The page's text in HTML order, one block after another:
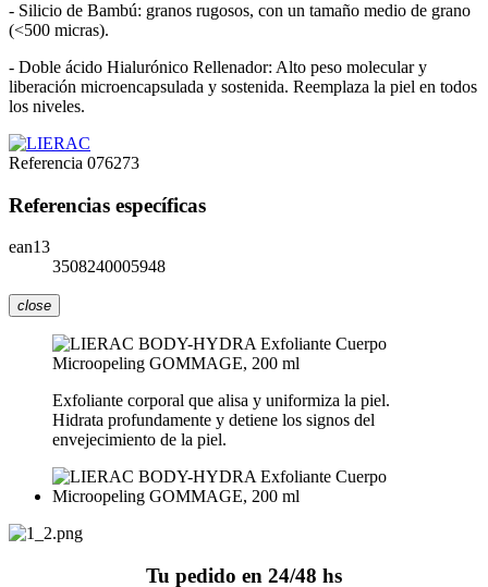
- Silicio de Bambú: granos rugosos, con un tamaño medio de grano
(<500 micras).
- Doble ácido Hialurónico Rellenador: Alto peso molecular y
liberación microencapsulada y sostenida. Reemplaza la piel en todos
los niveles.
Referencia 076273
Referencias específicas
ean13
3508240005948
close
Exfoliante corporal que alisa y uniformiza la piel.
Hidrata profundamente y detiene los signos del
envejecimiento de la piel.
Tu pedido en 24/48 hs